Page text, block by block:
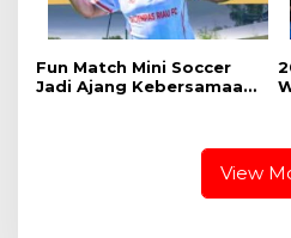
Fun Match Mini Soccer
Jadi Ajang Kebersamaan
View